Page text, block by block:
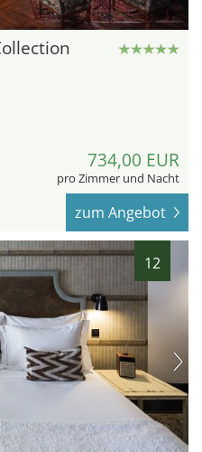
734,00 EUR
pro Zimmer und Nacht
zum Angebot
12